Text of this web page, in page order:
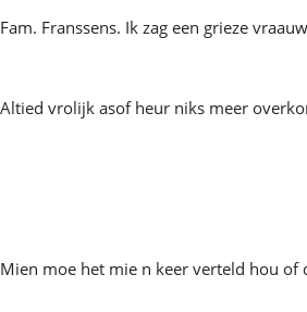
Fam. Franssens. Ik zag een grieze
Altied vrolijk asof heur niks meer
Mien moe het mie n keer verteld hou of